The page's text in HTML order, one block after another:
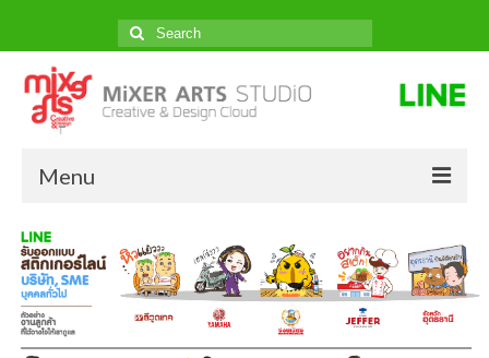
Search
for:
Menu
หน้าแรก
ผลงานของเรา
ราคา